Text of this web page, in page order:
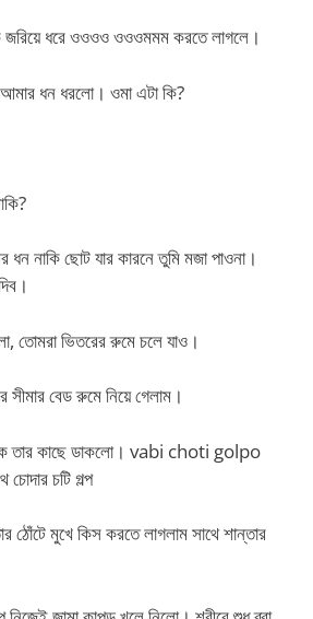
ধরে ওওওও ওওওমমম করতে লাগলে।
আমার ধন ধরলো। ওমা এটা কি?
ধন নাকি ছোট যার কারনে তুমি মজা পাওনা।
তোমরা ভিতরের রুমে চলে যাও।
বেড রুমে নিয়ে গেলাম।
তার কাছে ডাকলো। vabi choti golpo
চোদার চটি গল্প
ঠোঁটে মুখে কিস করতে লাগলাম সাথে শান্তার